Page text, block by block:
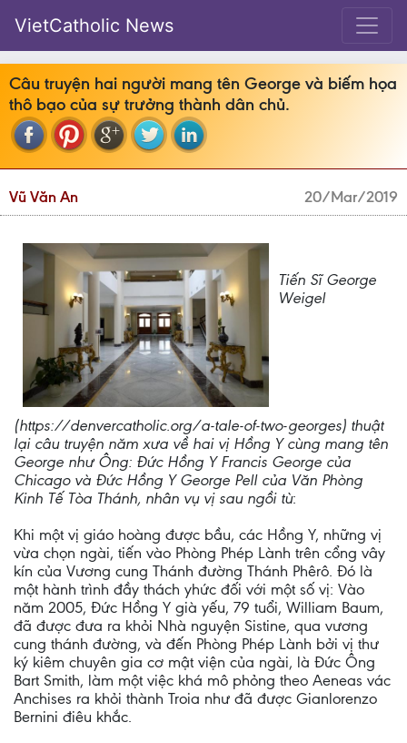
VietCatholic News
Câu truyện hai người mang tên George và biếm họa
thô bạo của sự trưởng thành dân chủ.
Vũ Văn An 20/Mar/2019
Tiến Sĩ George
Weigel
(https://denvercatholic.org/a-tale-of-two-georges) thuật
lại câu truyện năm xưa về hai vị Hồng Y cùng mang tên
George như Ông: Đức Hồng Y Francis George của
Chicago và Đức Hồng Y George Pell của Văn Phòng
Kinh Tế Tòa Thánh, nhân vụ vị sau ngồi tù:
Khi một vị giáo hoàng được bầu, các Hồng Y, những vị
vừa chọn ngài, tiến vào Phòng Phép Lành trên cổng vây
kín của Vương cung Thánh đường Thánh Phêrô. Đó là
một hành trình đầy thách yhức đối với một số vị: Vào
năm 2005, Đức Hồng Y già yếu, 79 tuổi, William Baum,
đã được đưa ra khỏi Nhà nguyện Sistine, qua vương
cung thánh đường, và đến Phòng Phép Lành bởi vị thư
ký kiêm chuyên gia cơ mật viện của ngài, là Đức Ông
Bart Smith, làm một việc khá mô phỏng theo Aeneas vác
Anchises ra khỏi thành Troia như đã được Gianlorenzo
Bernini điêu khắc.